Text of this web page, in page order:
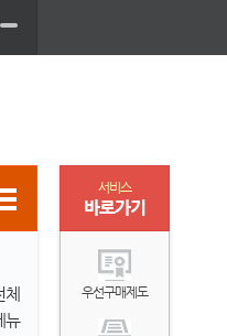
체
뉴
서비스
바로가기
우선구매제도